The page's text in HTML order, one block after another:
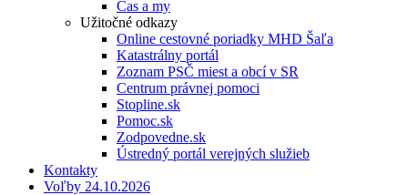
Čas a my
Užitočné odkazy
Online cestovné poriadky MHD Šaľa
Katastrálny portál
Zoznam PSČ miest a obcí v SR
Centrum právnej pomoci
Stopline.sk
Pomoc.sk
Zodpovedne.sk
Ústredný portál verejných služieb
Kontakty
Voľby 24.10.2026